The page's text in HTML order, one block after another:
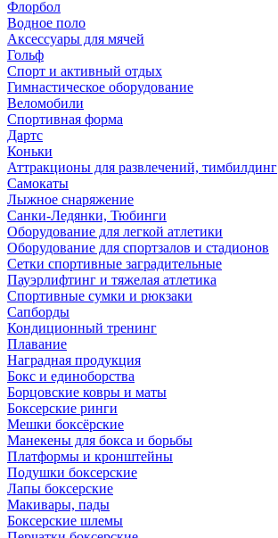
Флорбол
Водное поло
Аксессуары для мячей
Гольф
Спорт и активный отдых
Гимнастическое оборудование
Веломобили
Спортивная форма
Дартс
Коньки
Аттракционы для развлечений, тимбилдинг
Самокаты
Лыжное снаряжение
Санки-Ледянки, Тюбинги
Оборудование для легкой атлетики
Оборудование для спортзалов и стадионов
Сетки спортивные заградительные
Пауэрлифтинг и тяжелая атлетика
Спортивные сумки и рюкзаки
Сапборды
Кондиционный тренинг
Плавание
Наградная продукция
Бокс и единоборства
Борцовские ковры и маты
Боксерские ринги
Мешки боксёрские
Манекены для бокса и борьбы
Платформы и кронштейны
Подушки боксерские
Лапы боксерские
Макивары, пады
Боксерские шлемы